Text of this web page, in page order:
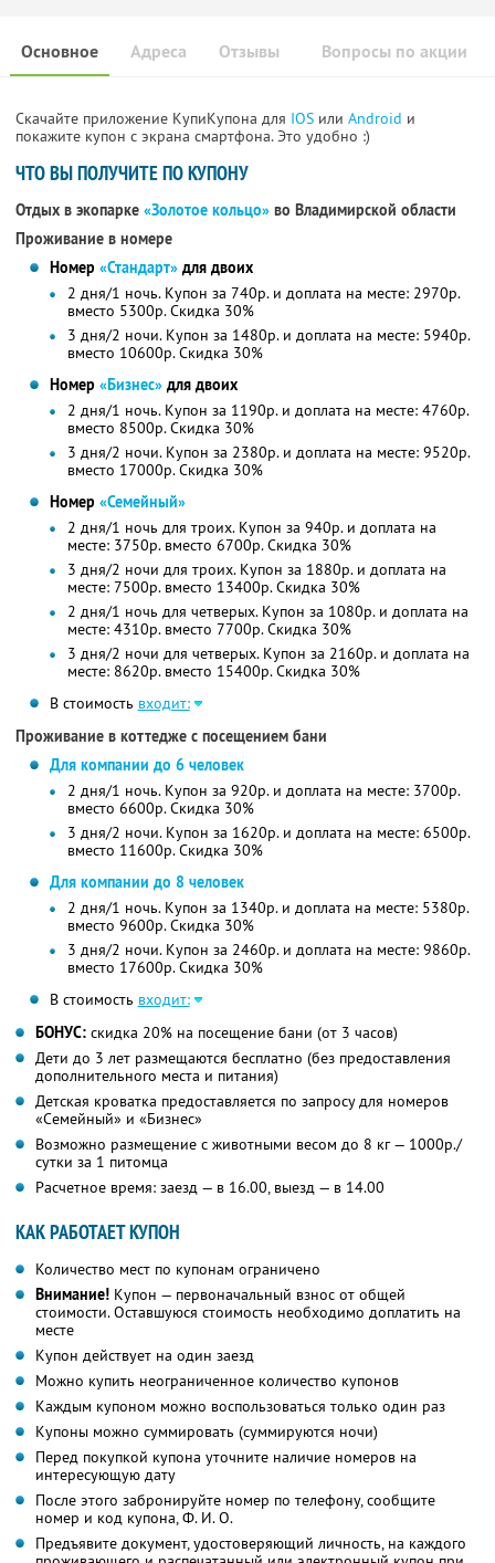
Основное Отзывы Вопросы по акции
Адреса
Скачайте приложение КупиКупона для IOS или Android и
покажите купон с экрана смартфона. Это удобно :)
ЧТО ВЫ ПОЛУЧИТЕ ПО КУПОНУ
Отдых в экопарке «Золотое кольцо» во Владимирской области
Проживание в номере
Номер «Стандарт»для двоих
2 дня/1 ночь. Купон за 740р. и доплата на месте: 2970р.
вместо 5300р.Скидка 30%
3 дня/2 ночи. Купон за 1480р. и доплата на месте: 5940р.
вместо 10600р.Скидка 30%
Номер «Бизнес»для двоих
2 дня/1 ночь. Купон за 1190р. и доплата на месте: 4760р.
вместо 8500р.Скидка 30%
3 дня/2 ночи. Купон за 2380р. и доплата на месте: 9520р.
вместо 17000р.Скидка 30%
Номер «Семейный»
2 дня/1 ночь для троих. Купон за 940р. и доплата на
месте: 3750р. вместо 6700р.Скидка 30%
3 дня/2 ночи для троих. Купон за 1880р. и доплата на
месте: 7500р. вместо 13400р.Скидка 30%
2 дня/1 ночь для четверых. Купон за 1080р. и доплата на
месте: 4310р. вместо 7700р.Скидка 30%
3 дня/2 ночи для четверых. Купон за 2160р. и доплата на
месте: 8620р. вместо 15400р.Скидка 30%
В стоимость входит:
Проживание в коттедже с посещением бани
Для компании до 6 человек
2 дня/1 ночь. Купон за 920р. и доплата на месте: 3700р.
вместо 6600р.Скидка 30%
3 дня/2 ночи. Купон за 1620р. и доплата на месте: 6500р.
вместо 11600р.Скидка 30%
Для компании до 8 человек
2 дня/1 ночь. Купон за 1340р. и доплата на месте: 5380р.
вместо 9600р.Скидка 30%
3 дня/2 ночи. Купон за 2460р. и доплата на месте: 9860р.
вместо 17600р.Скидка 30%
В стоимость входит:
БОНУС: скидка 20% на посещение бани (от 3 часов)
Дети до 3 лет размещаются бесплатно (без предоставления
дополнительного места и питания)
Детская кроватка предоставляется по запросу для номеров
«Семейный» и «Бизнес»
Возможно размещение с животными весом до 8 кг — 1000р./
сутки за 1 питомца
Расчетное время: заезд — в 16.00, выезд — в 14.00
КАК РАБОТАЕТ КУПОН
Количество мест по купонам ограничено
Внимание! Купон — первоначальный взнос от общей
стоимости. Оставшуюся стоимость необходимо доплатить на
месте
Купон действует на один заезд
Можно купить неограниченное количество купонов
Каждым купоном можно воспользоваться только один раз
Купоны можно суммировать (суммируются ночи)
Перед покупкой купона уточните наличие номеров на
интересующую дату
После этого забронируйте номер по телефону, сообщите
номер и код купона, Ф. И. О.
Предъявите документ, удостоверяющий личность, на каждого